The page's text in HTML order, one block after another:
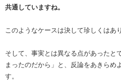
共通していますね。
このようなケースは決して珍しくはあ
そして、事実とは異なる点があったと
まったのだから」と、反論をあきらめ
す。